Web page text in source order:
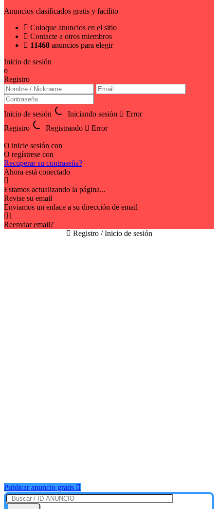
Anuncios clasificados gratis y facilito
Coloque anuncios en el sitio
Contacte a otros miembros
11468 anuncios para elegir
Inicio de sesión
o
Registro
Inicio de sesión Iniciando sesión
Error
Registro
Registrando Error
O inicie sesión con
O regístrese con
Recuperar su contraseña?
Ahora está conectado
Estamos actualizando la página...
Revise su email
Enviamos un enlace a su dirección de email
1
Reenviar email?
Registro / Inicio de sesión
Publicar anuncio gratis